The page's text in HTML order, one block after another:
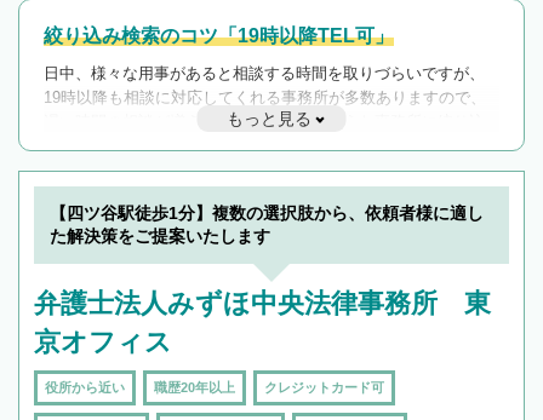
絞り込み検索のコツ「19時以降TEL可」
日中、様々な用事があると相談する時間を取りづらいですが、
19時以降も相談に対応してくれる事務所が多数ありますので、
遅い時間の相談が増えそうな場合はそのような事務所に絞り込
んで検索してみましょう。
19時以降TEL可の条件
を加えて再検索
もっと見る
【四ツ谷駅徒歩1分】複数の選択肢から、依頼者様に適し
た解決策をご提案いたします
弁護士法人みずほ中央法律事務所 東
京オフィス
役所から近い 職歴20年以上 クレジットカード可